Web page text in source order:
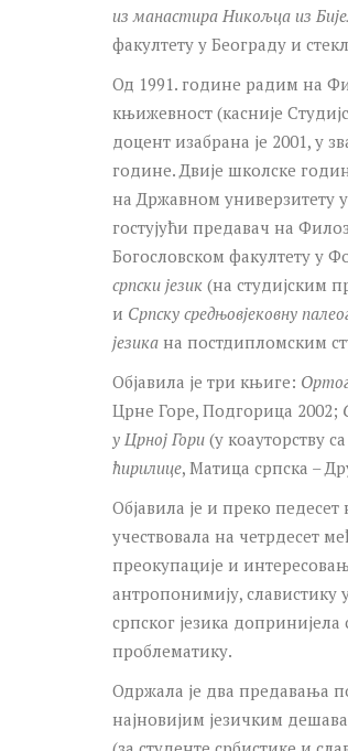
из манастира Никољца из
факултету у Београду и
Од 1991. године радим на
књижевност (касније
доцент изабрана је 2001, у
године. Двије школске
на Државном универзитету
гостујући предавач на
Богословском факултету у
српски језик (на студијским
и Српску средњовјековну
језика на постдипломским
Објавила је три књиге:
Црне Горе, Подгорица 2002;
у Црној Гори (у коауторству
ћирилице, Матица српска –
Објавила је и преко
учествовала на четрдесет
преокупације и
антропонимију,
српског језика
проблематику.
Одржала је два предавања
најновијим језичким